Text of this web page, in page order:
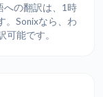
への翻訳は、1時
。Sonixなら、わ
能です。